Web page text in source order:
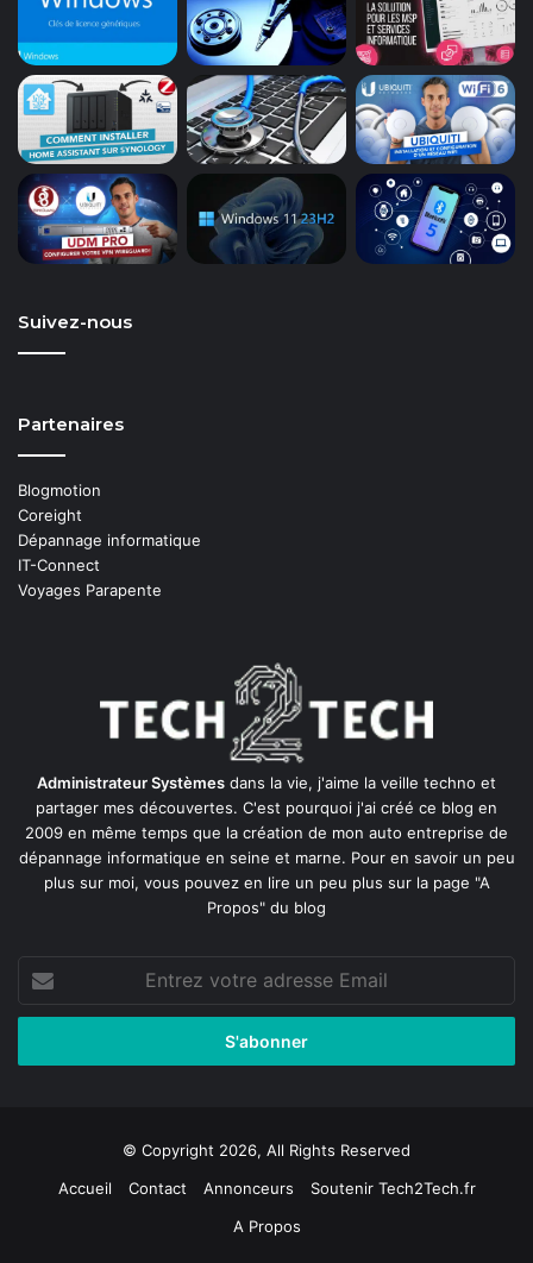
Suivez-nous
Partenaires
Blogmotion
Coreight
Dépannage informatique
IT-Connect
Voyages Parapente
Administrateur Systèmes dans la vie, j'aime la veille techno et
partager mes découvertes. C'est pourquoi j'ai créé ce blog en
2009 en même temps que la création de mon auto entreprise de
dépannage informatique en seine et marne. Pour en savoir un peu
plus sur moi, vous pouvez en lire un peu plus sur la page "A
Propos" du blog
votre
adresse
© Copyright 2026, All Rights Reserved
Accueil
Contact Annonceurs
Soutenir Tech2Tech.fr
A Propos